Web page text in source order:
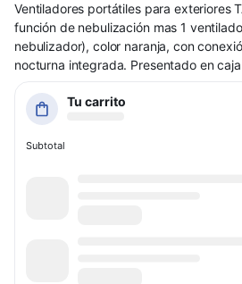
Ventiladores portátiles para exteriores
función de nebulización mas 1
nebulizador), color naranja, con
nocturna integrada. Presentado en
Tu carrito
Subtotal